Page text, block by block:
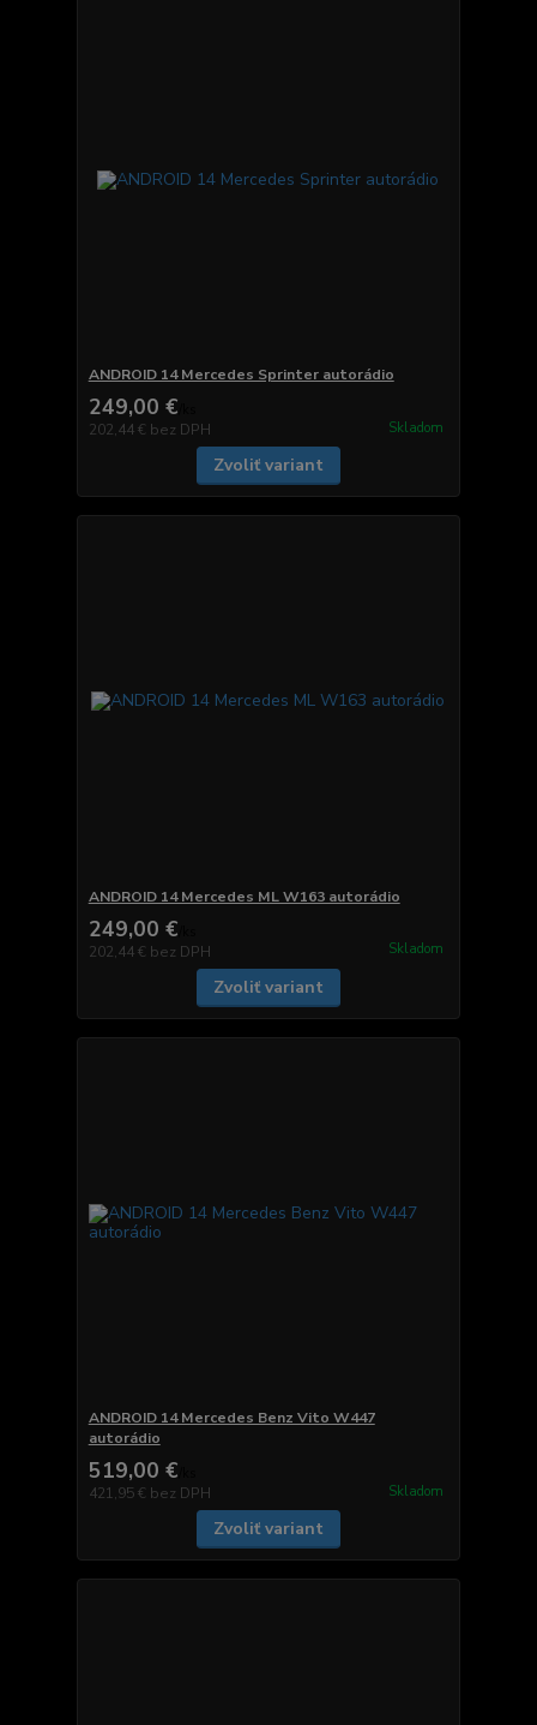
ANDROID 14 Mercedes Sprinter autorádio
249,00 €
202,44 € bez DPH Skladom
Zvoliť variant
ANDROID 14 Mercedes ML W163 autorádio
249,00 €
202,44 € bez DPH Skladom
Zvoliť variant
ANDROID 14 Mercedes Benz Vito W447
autorádio
519,00 €
421,95 € bez DPH Skladom
Zvoliť variant